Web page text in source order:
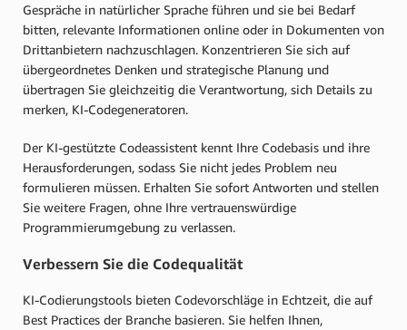
Gespräche in natürlicher Sprache führen und sie bei Bedarf
bitten, relevante Informationen online oder in Dokumenten von
Drittanbietern nachzuschlagen. Konzentrieren Sie sich auf
übergeordnetes Denken und strategische Planung und
übertragen Sie gleichzeitig die Verantwortung, sich Details zu
merken, KI-Codegeneratoren.
Der KI-gestützte Codeassistent kennt Ihre Codebasis und ihre
Herausforderungen, sodass Sie nicht jedes Problem neu
formulieren müssen. Erhalten Sie sofort Antworten und stellen
Sie weitere Fragen, ohne Ihre vertrauenswürdige
Programmierumgebung zu verlassen.
Verbessern Sie die Codequalität
KI-Codierungstools bieten Codevorschläge in Echtzeit, die auf
Best Practices der Branche basieren. Sie helfen Ihnen,